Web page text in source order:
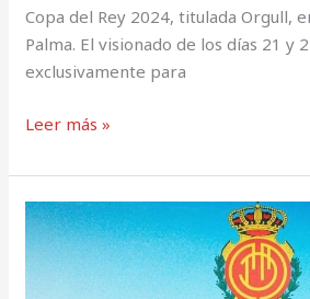
Copa del Rey 2024, titulada Orgull,
Palma. El visionado de los días 21 y
exclusivamente para
Leer más »
Estadi
Mallorca
Son